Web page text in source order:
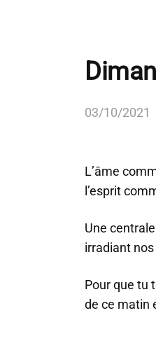
03/10/2021
L’âme
l’esprit
Une
irradiant
Pour que tu
de ce matin